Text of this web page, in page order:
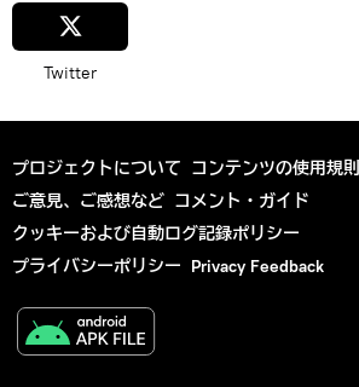
Twitter
プロジェクトについて コンテンツの使用規則
ご意見、ご感想など コメント・ガイド
クッキーおよび自動ログ記録ポリシー
プライバシーポリシー Privacy Feedback